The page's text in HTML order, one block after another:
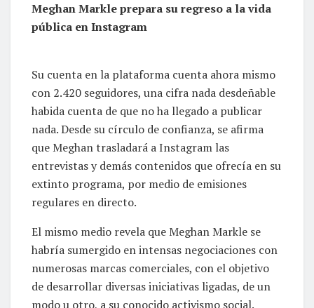
Meghan Markle prepara su regreso a la vida
pública en Instagram
Su cuenta en la plataforma cuenta ahora mismo
con 2.420 seguidores, una cifra nada desdeñable
habida cuenta de que no ha llegado a publicar
nada. Desde su círculo de confianza, se afirma
que Meghan trasladará a Instagram las
entrevistas y demás contenidos que ofrecía en su
extinto programa, por medio de emisiones
regulares en directo.
El mismo medio revela que Meghan Markle se
habría sumergido en intensas negociaciones con
numerosas marcas comerciales, con el objetivo
de desarrollar diversas iniciativas ligadas, de un
modo u otro, a su conocido activismo social.